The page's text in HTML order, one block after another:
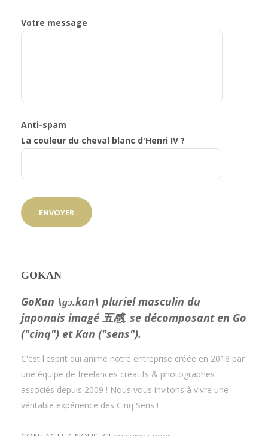
Votre message
Anti-spam
La couleur du cheval blanc d'Henri IV ?
GOKAN
GoKan \ɡɔ.kan\ pluriel masculin du
japonais imagé 五感, se décomposant en Go
("cinq") et Kan ("sens").
C'est l'esprit qui anime notre entreprise créée en 2018 par
une équipe de freelances créatifs & photographes
associés depuis 2009 ! Nous vous invitons à vivre une
véritable expérience des Cinq Sens !